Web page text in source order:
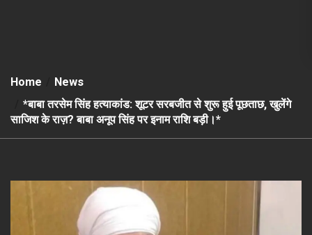
Home
News
*बाबा तरसेम सिंह हत्याकांड: शूटर सरबजीत से शुरू हुई पूछताछ, खुलेंगे
साजिश के राज़? बाबा अनूप सिंह पर इनाम राशि बड़ी।*